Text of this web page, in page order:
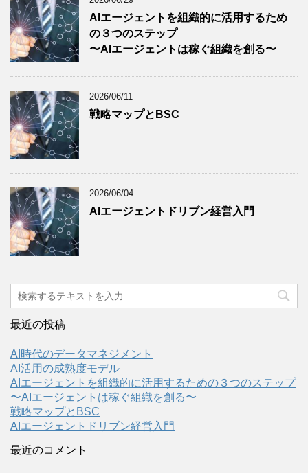
AIエージェントを組織的に活用するため
の３つのステップ
〜AIエージェントは稼ぐ組織を創る〜
2026/06/11
戦略マップとBSC
2026/06/04
AIエージェントドリブン経営入門
最近の投稿
AI時代のデータマネジメント
AI活用の成熟度モデル
AIエージェントを組織的に活用するための３つのステップ
〜AIエージェントは稼ぐ組織を創る〜
戦略マップとBSC
AIエージェントドリブン経営入門
最近のコメント